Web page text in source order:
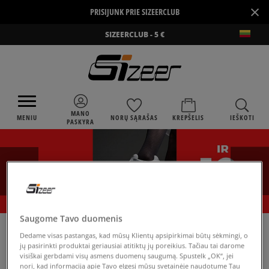
PRISIJUNK PRIE SIZEERCLUB ×
SIZEERCLUB - 5 €
MENIU
MANO
PASKYRA
NORŲ SĄRAŠAS KREPŠELIS IEŠKOTI
SIZEER ADIDAS MARIMEKKO
Saugome Tavo duomenis
Dedame visas pastangas, kad mūsų Klientų apsipirkimai būtų sėkmingi, o
jų pasirinkti produktai geriausiai atitiktų jų poreikius. Tačiau tai darome
visiškai gerbdami visų asmens duomenų saugumą. Spustelk „OK“, jei
nori, kad informaciją apie Tavo elgesį mūsų svetainėje naudotume Tau